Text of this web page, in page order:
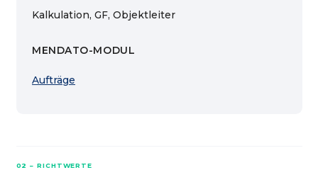
Kalkulation, GF, Objektleiter
MENDATO-MODUL
Aufträge
02 – RICHTWERTE